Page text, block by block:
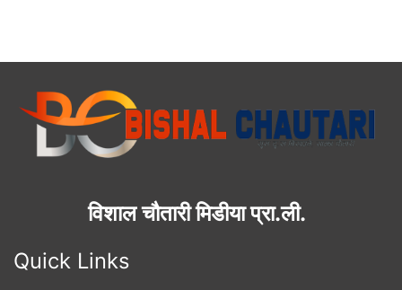
विशाल चौतारी मिडीया प्रा.ली.
Quick Links